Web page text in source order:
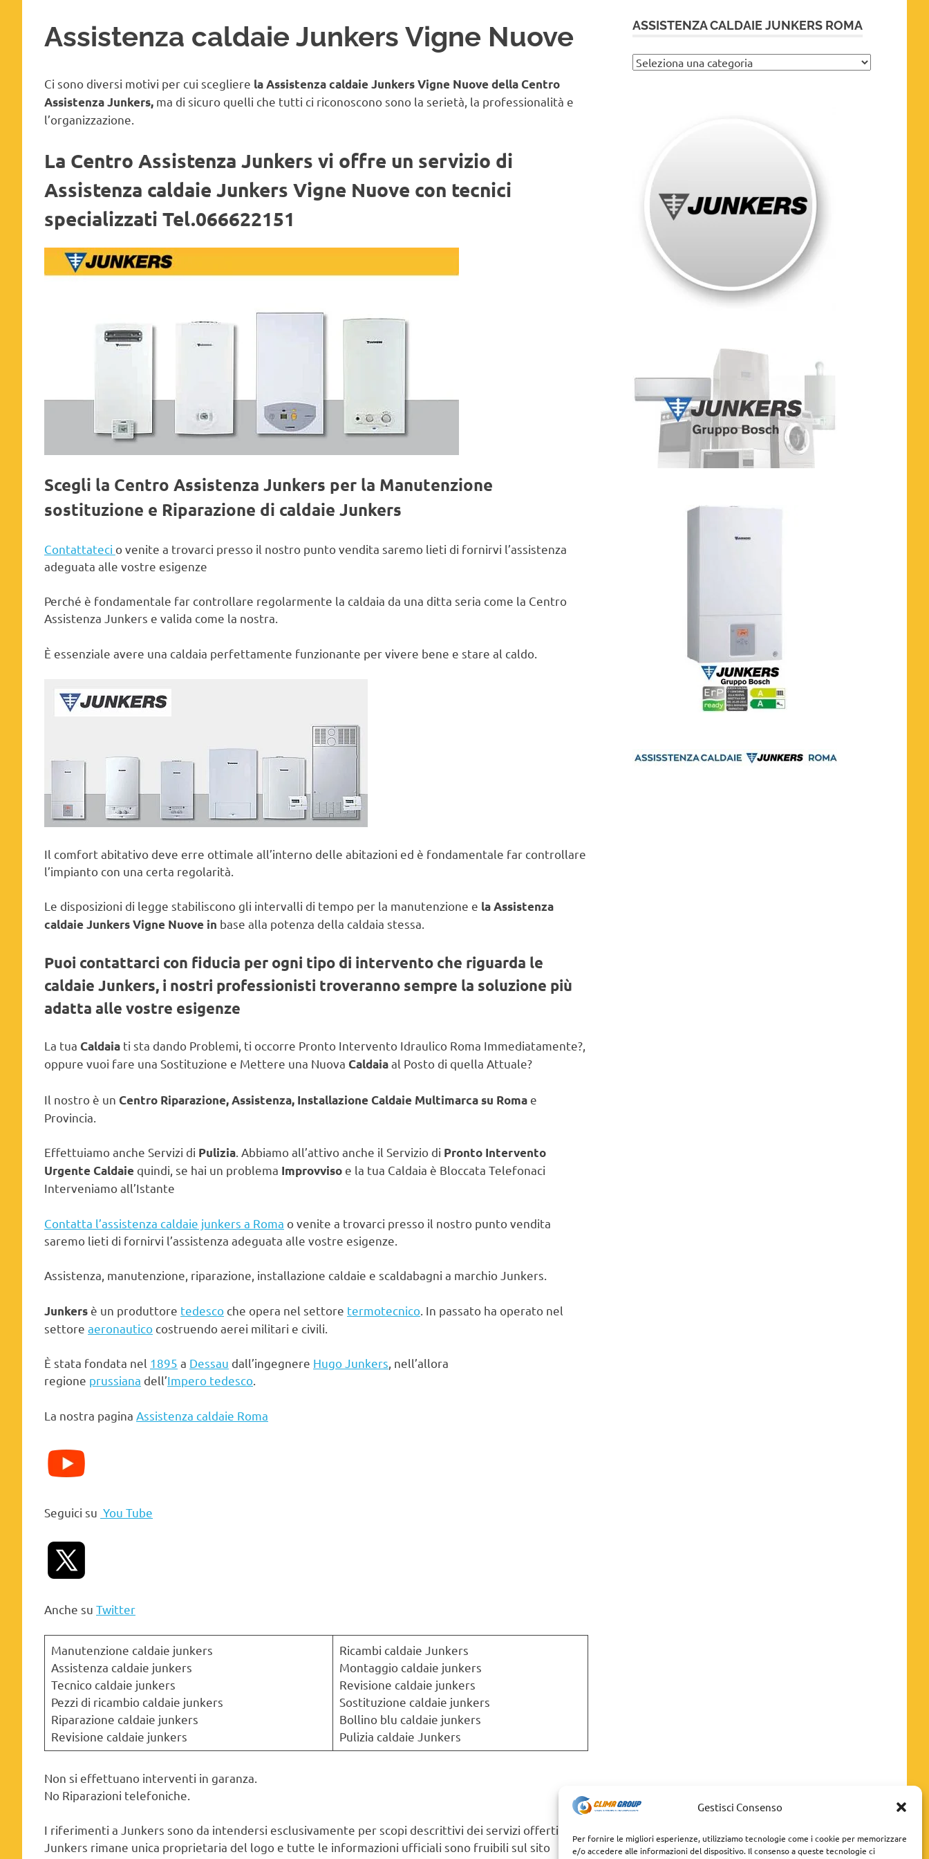
Gestisci Consenso
Per fornire le migliori esperienze, utilizziamo tecnologie come i cookie per memorizzare
e/o accedere alle informazioni del dispositivo. Il consenso a queste tecnologie ci
Assistenza caldaie Junkers Vigne Nuove
Ci sono diversi motivi per cui scegliere la Assistenza caldaie Junkers Vigne Nuove della Centro
Assistenza Junkers, ma di sicuro quelli che tutti ci riconoscono sono la serietà, la professionalità e
l’organizzazione.
La Centro Assistenza Junkers vi offre un servizio di
Assistenza caldaie Junkers Vigne Nuove con tecnici
specializzati Tel.066622151
Scegli la Centro Assistenza Junkers per la Manutenzione
sostituzione e Riparazione di caldaie Junkers
Contattateci o venite a trovarci presso il nostro punto vendita saremo lieti di fornirvi l’assistenza
adeguata alle vostre esigenze
Perché è fondamentale far controllare regolarmente la caldaia da una ditta seria come la Centro
Assistenza Junkers e valida come la nostra.
È essenziale avere una caldaia perfettamente funzionante per vivere bene e stare al caldo.
Il comfort abitativo deve erre ottimale all’interno delle abitazioni ed è fondamentale far controllare
l’impianto con una certa regolarità.
Le disposizioni di legge stabiliscono gli intervalli di tempo per la manutenzione e la Assistenza
caldaie Junkers Vigne Nuove in base alla potenza della caldaia stessa.
Puoi contattarci con fiducia per ogni tipo di intervento che riguarda le
caldaie Junkers, i nostri professionisti troveranno sempre la soluzione più
adatta alle vostre esigenze
La tua Caldaia ti sta dando Problemi, ti occorre Pronto Intervento Idraulico Roma Immediatamente?,
oppure vuoi fare una Sostituzione e Mettere una Nuova Caldaiaal Posto di quella Attuale?
Il nostro è un Centro Riparazione, Assistenza, Installazione Caldaie Multimarca su Roma e
Provincia.
Effettuiamo anche Servizi di Pulizia. Abbiamo all’attivo anche il Servizio di Pronto Intervento
Urgente Caldaie quindi, se hai un problema Improvviso e la tua Caldaia è Bloccata Telefonaci
Interveniamo all’Istante
Contatta l’assistenza caldaie junkers a Roma o venite a trovarci presso il nostro punto vendita
saremo lieti di fornirvi l’assistenza adeguata alle vostre esigenze.
Assistenza, manutenzione, riparazione, installazione caldaie e scaldabagni a marchio Junkers.
Junkers è un produttore tedesco che opera nel settore termotecnico . In passato ha operato nel
settore aeronautico costruendo aerei militari e civili.
È stata fondata nel 1895 a Dessau dall’ingegnere Hugo Junkers, nell’allora
regione prussiana dell’Impero tedesco.
La nostra pagina Assistenza caldaie Roma
Seguici su You Tube
Anche su Twitter
Manutenzione caldaie junkers
Assistenza caldaie junkers
Tecnico caldaie junkers
Pezzi di ricambio caldaie junkers
Riparazione caldaie junkers
Revisione caldaie junkers
Ricambi caldaie Junkers
Montaggio caldaie junkers
Revisione caldaie junkers
Sostituzione caldaie junkers
Bollino blu caldaie junkers
Pulizia caldaie Junkers
Non si effettuano interventi in garanza.
No Riparazioni telefoniche.
I riferimenti a Junkers sono da intendersi esclusivamente per scopi descrittivi dei servizi offerti.
Junkers rimane unica proprietaria del logo e tutte le informazioni ufficiali sono fruibili sul sito
ASSISTENZA CALDAIE JUNKERS ROMA
Assistenza